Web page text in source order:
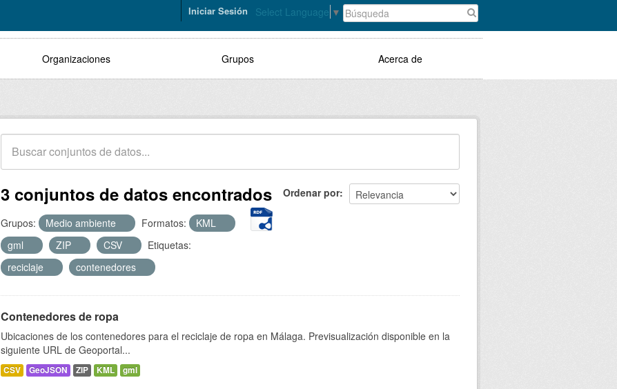
Select Language ▼
Iniciar Sesión
Organizaciones Grupos Acerca de
Ordenar por
3 conjuntos de datos encontrados
Grupos: Medio ambiente Formatos:
KML
gml
ZIP CSV
Etiquetas:
reciclaje
contenedores
Contenedores de ropa
Ubicaciones de los contenedores para el reciclaje de ropa en Málaga. Previsualización disponible en la
siguiente URL de Geoportal...
CSV GeoJSON ZIP KML gml